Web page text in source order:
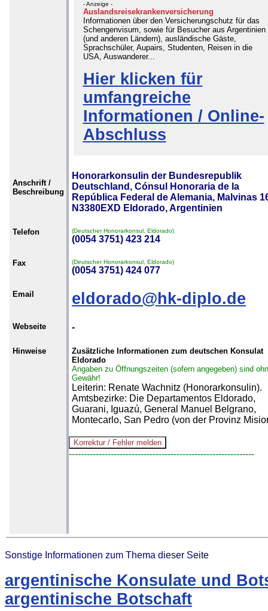
- Anzeige -
Auslandsreisekrankenversicherung
Informationen über den Versicherungschutz für das
Schengenvisum, sowie für Besucher aus Argentinien
(und anderen Ländern), ausländische Gäste,
Sprachschüler, Aupairs, Studenten, Reisen in die
USA, Auswanderer...
Hier klicken für
umfangreiche
Informationen / Online-
Abschluss
Anschrift /
Beschreibung
Honorarkonsulin der Bundesrepublik
Deutschland, Cónsul Honoraria de la
República Federal de Alemania, Malvinas
N3380EXD Eldorado, Argentinien
Telefon (Deutscher Honorarkonsul, Eldorado)
(0054 3751) 423 214
Fax (Deutscher Honorarkonsul, Eldorado)
(0054 3751) 424 077
Email eldorado@hk-diplo.de
Webseite -
Hinweise
Zusätzliche Informationen zum deutschen Konsulat
Eldorado
Angaben zu Öffnungszeiten (sofern angegeben) sind
Gewähr!
Leiterin: Renate Wachnitz (Honorarkonsulin).
Amtsbezirke: Die Departamentos Eldorado,
Guarani, Iguazú, General Manuel Belgrano,
Montecarlo, San Pedro (von der Provinz
--------------------------------------------------------------
Sonstige Informationen zum Thema dieser Seite
argentinische Konsulate und
argentinische Botschaft